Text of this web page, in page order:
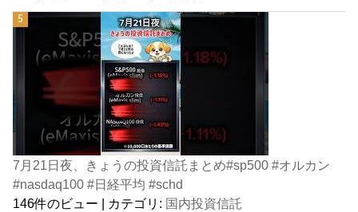
7月21日夜、きょうの投資信託まとめ#sp500 #オルカン
#nasdaq100 #日経平均 #schd
146件のビュー | カテゴリ: 国内投資信託